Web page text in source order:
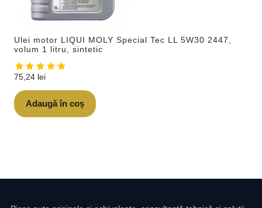
Ulei motor LIQUI MOLY Special Tec LL 5W30 2447,
volum 1 litru, sintetic
75,24 lei
Adaugă în coș